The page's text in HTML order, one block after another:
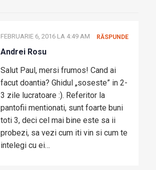
Andrei Rosu
FEBRUARIE 6, 2016 LA 4:49 AM
Salut Paul, mersi frumos! Cand ai
facut doantia? Ghidul „soseste” in 2-
3 zile lucratoare :). Referitor la
pantofii mentionati, sunt foarte buni
toti 3, deci cel mai bine este sa ii
probezi, sa vezi cum iti vin si cum te
intelegi cu ei…
RĂSPUNDE